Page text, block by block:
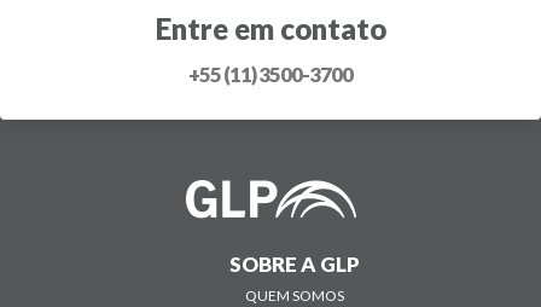
Entre em contato
+55 (11) 3500-3700
SOBRE A GLP
QUEM SOMOS